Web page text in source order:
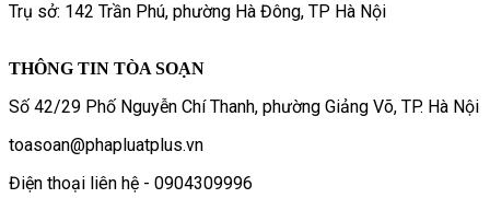
Trụ sở: 142 Trần Phú, phường Hà Đông, TP Hà Nội
THÔNG TIN TÒA SOẠN
Số 42/29 Phố Nguyễn Chí Thanh, phường Giảng Võ, TP. Hà Nội
toasoan@phapluatplus.vn
Điện thoại liên hệ - 0904309996